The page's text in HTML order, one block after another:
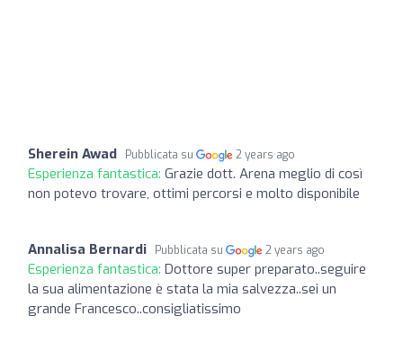
Sherein Awad Pubblicata su 2 years ago
Esperienza fantastica: Grazie dott. Arena meglio di così
non potevo trovare, ottimi percorsi e molto disponibile
Annalisa Bernardi Pubblicata su 2 years ago
Esperienza fantastica: Dottore super preparato..seguire
la sua alimentazione è stata la mia salvezza..sei un
grande Francesco..consigliatissimo